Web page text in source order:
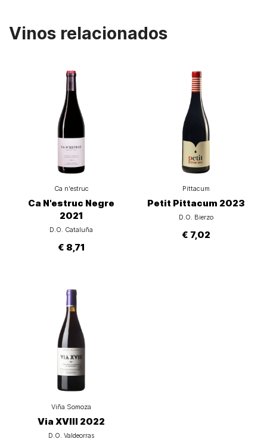
Vinos relacionados
Ca n'estruc
Ca N'estruc Negre
2021
D.O. Cataluña
€ 8,71
Pittacum
Petit Pittacum 2023
D.O. Bierzo
€ 7,02
Viña Somoza
Via XVIII 2022
D.O. Valdeorras